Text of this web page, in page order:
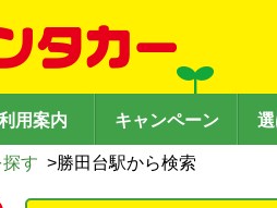
用案内 キャンペーン
探す >勝田台駅から検索